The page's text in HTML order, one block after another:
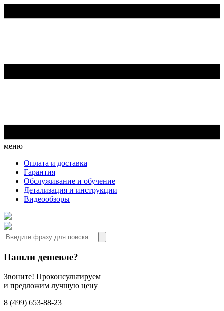
меню
Оплата и доставка
Гарантия
Обслуживание и обучение
Детализация и инструкции
Видеообзоры
Нашли дешевле?
Звоните! Проконсультируем
и предложим лучшую цену
8 (499) 653-88-23